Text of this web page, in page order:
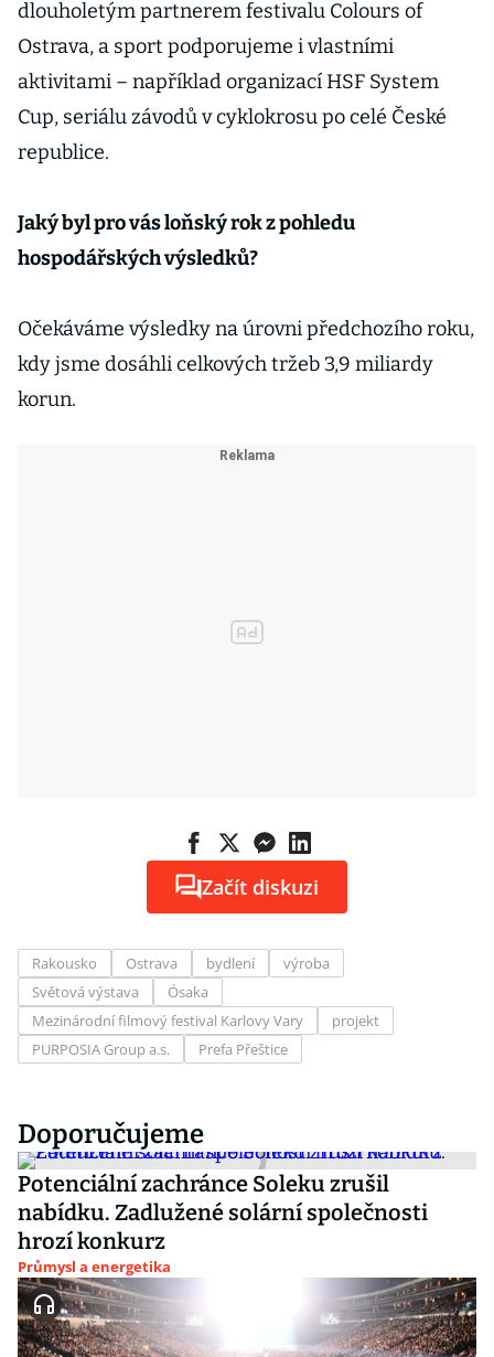
dlouholetým partnerem festivalu Colours of
Ostrava, a sport podporujeme i vlastními
aktivitami – například organizací HSF System
Cup, seriálu závodů v cyklokrosu po celé České
republice.
Jaký byl pro vás loňský rok z pohledu
hospodářských výsledků?
Očekáváme výsledky na úrovni předchozího roku,
kdy jsme dosáhli celkových tržeb 3,9 miliardy
korun.
Začít diskuzi
Rakousko Ostrava bydlení
výroba
Světová výstava
Ósaka
Mezinárodní filmový festival Karlovy Vary
projekt
PURPOSIA Group a.s.
Prefa Přeštice
Doporučujeme
Potenciální zachránce Soleku zrušil
nabídku. Zadlužené solární společnosti
hrozí konkurz
Průmysl a energetika